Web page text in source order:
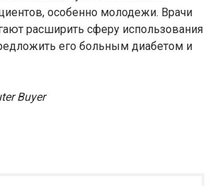
особенно молодежи. Врачи
расширить сферу использования
его больным диабетом и
Buyer